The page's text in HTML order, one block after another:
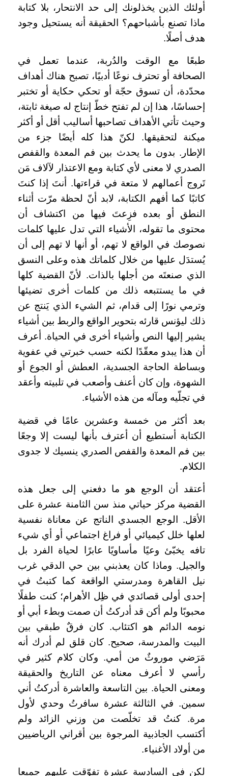
أولئك الذين يخذلونك إلى حد الانتحار، بلا كتابة
ماذا تصنع بأشباحهم؟ الحقيقة أنه يستحيل وجود
هدف أصلًا.
طبعًا مع الوقت والدُربة، عندما تعمل في
الصحافة أو تحترف نوعًا أدبيًا، تصبح هناك أهداف
محدّدة، أن تسوق حجّة أو تحكي حكاية أو تختبر
إحساسًا، هذا إن لم تفتح خطّ إنتاج له صيغة ثابتة،
وحيث تأتي الأهداف تصاحبها أساليب أقل أو أكثر
ميكنة لتحقيقها. لكنّ هذا كله أيضًا جزء من
الإطار. بدون ما يحدث بين فم المعدة والقفص
الصدري لا معنى لأي كتابة ومع الاعتذار لآلاف مَن
تَروج أعمالهم لا متعة في قراءتها. أنتَ إذا كنتَ
كاتبًا كما أفهم الكتابة، لابد أنّ لحظة مرّت أثناء
النطق أو بعده فزِعتَ فيها من اكتشاف أن
محتوى ما تقوله، الأشياء التي تدل عليها كلمات
نصوصك في الواقع لا تهم، أو أنها لا تهم إلى أن
يُستدَل عليها من خلال كلماتك هذه وعلى النسق
الذي صنعتَه من أجلها بالذات. لأنّ القضية كلها
في ما يستتبعه ذلك من كلمات أخرى تضيئها
وترمي نورًا إلى قدام، ثم الشيء الذي يَنتج عن
ذلك ليؤنس قارئه بتحوير الواقع والربط بين أشياء
يشير إليها النص وأشياء أخرى في الحياة. أعرف
أن هذا يبدو معقّدًا لكنه حسب خبرتي في عفوية
وبساطة الحاجة الجسدية، العطش أو الجوع أو
الشهوة، وإن كان أعنف وأصعب في تلبيته وأعقد
في تجلّيه ومآله من هذه الأشياء.
بعد أكثر من خمسة وعشرين عامًا في قضية
الكتابة أستطيع أن أعترف بأنها ليست إلا وجعًا
بين فم المعدة والقفص الصدري ينسيك لا جدوى
الكلام.
أعتقد أن الوجع هو ما دفعني إلى جعل هذه
القضية مركز حياتي منذ سن الثامنة عشرة على
الأقل. الوجع الجسدي الناتج عن معاناة نفسية
لعلها خلل كيميائي أو فراغ اجتماعي أو أي شيء
تافه يخبّئ وعيًا مأساويًا عابرًا لحياة الفرد بل
والجيل. وماذا كان يعذبني بين حي الدقي غرب
نيل القاهرة ومدرستي الواقعة كما كتبتُ في
إحدى أولى قصائدي في ظِل الأهرام؛ كنت طفلًا
محبوبًا ولم أكن قد أدركتُ أن صمت وبطء أبي أو
نومه الدائم هو اكتئاب. كان فرقٌ طبقي بين
البيت والمدرسة، صحيح. كان قلق لم أدرك أنه
مَرَضي موروثٌ من أمي. وكان كلام كثير في
رأسي لا أعرف معناه عن التاريخ والحقيقة
ومعنى الحياة. بين التاسعة والعاشرة أدركتُ أني
سمين. في الثالثة عشرة سافرتُ وحدي لأول
مرة. كنتُ قد تخلّصت من وزني الزائد ولم
أكتسب الجاذبية المرجوة بين أقراني الرياضيين
من أولاد الأغنياء.
لكن في السادسة عشرة تفوّقت عليهم جميعا